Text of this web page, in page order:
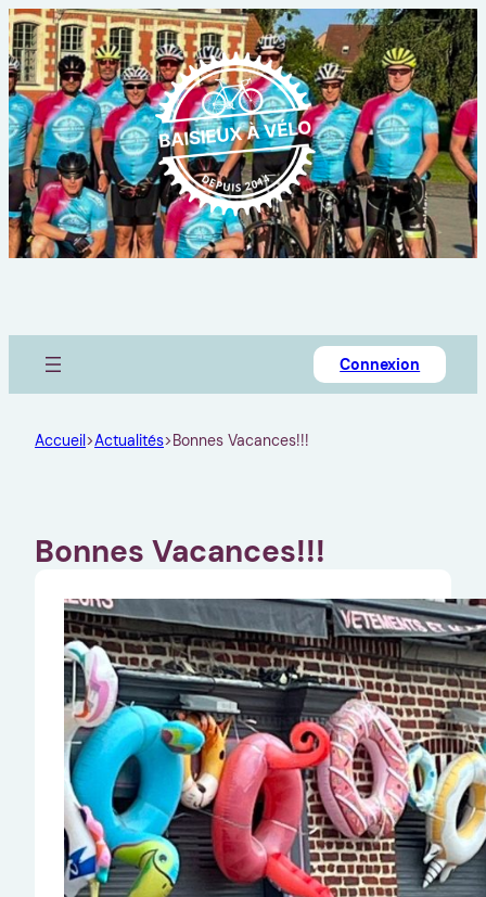
Connexion
Accueil>Actualités>Bonnes Vacances!!!
Bonnes Vacances!!!